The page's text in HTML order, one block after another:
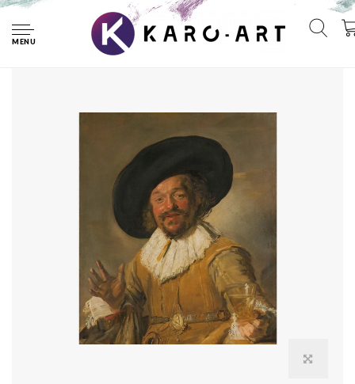
MENU
Frans hals, De vrolijke drinker 80x100cm, Rijksmuseum,
premium print, print op canvas, oude meester